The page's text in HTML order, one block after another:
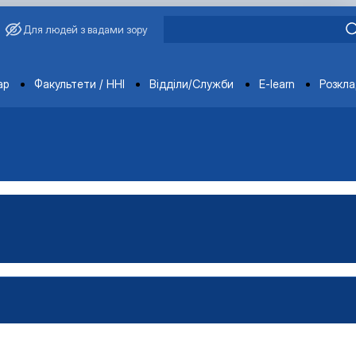
Для людей з вадами зору
Факультети / ННІ Відділи/Служби E-learn